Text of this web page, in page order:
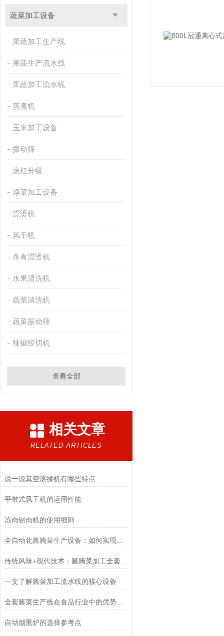
蔬菜加工设备
果蔬加工生产线
果蔬生产流水线
果蔬加工流水线
蒸煮机
玉米加工设备
振动筛
滚杠分级
净菜加工设备
漂烫机
风干机
杀青漂烫机
水果清洗机
蔬菜清洗机
蔬菜振动筛
辣椒绞切机
查看全部
相关文章
RELATED ARTICLES
说一说真空滚揉机有哪些特点
平带式风干机的运用性能
冻肉刨肉机的使用细则
全自动化酱腌菜生产设备：如何实现规模化与高效生产
一文了解酱菜加工流水线的核心设备
全套酱菜生产线在食品行业中的优势和应用前景
自动烟熏炉的选择参考点